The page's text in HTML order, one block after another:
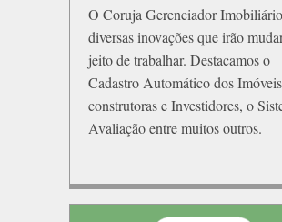
O Coruja Gerenciador
diversas inovações que irão
jeito de trabalhar. Destacamos o
Cadastro Automático dos
construtoras e Investidores, o
Avaliação entre muitos outros.